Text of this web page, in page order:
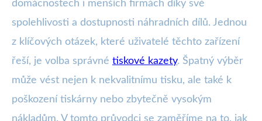
domácnostech i menších firmách díky své
spolehlivosti a dostupnosti náhradních dílů. Jednou
z klíčových otázek, které uživatelé těchto zařízení
řeší, je volba správné tiskové kazety. Špatný výběr
může vést nejen k nekvalitnímu tisku, ale také k
poškození tiskárny nebo zbytečně vysokým